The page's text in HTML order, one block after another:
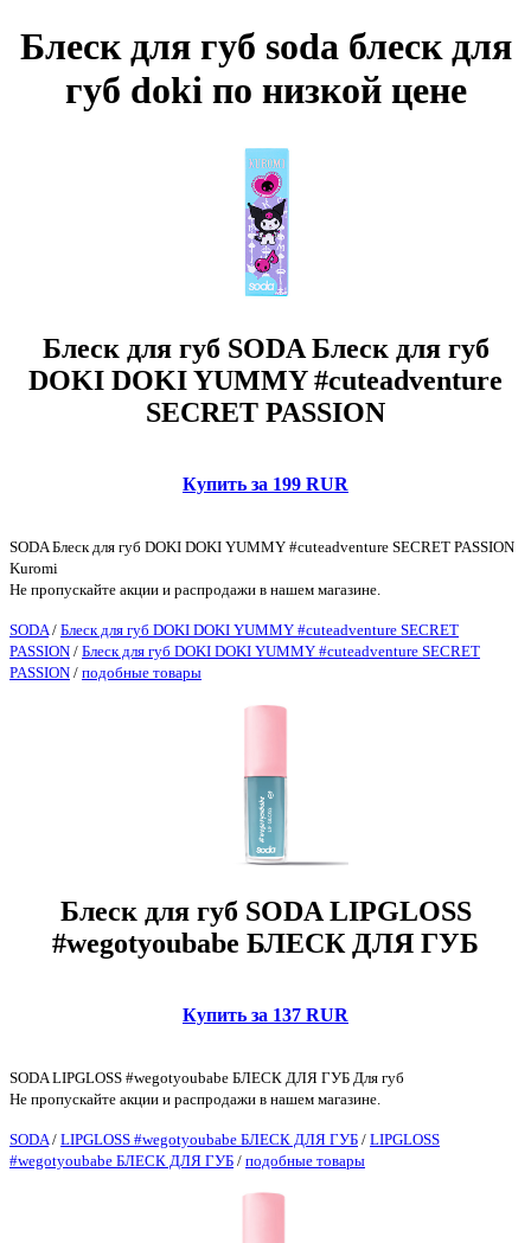
Блеск для губ soda блеск для
губ doki по низкой цене
Блеск для губ SODA Блеск для губ
DOKI DOKI YUMMY #cuteadventure
SECRET PASSION
Купить за 199 RUR
SODA Блеск для губ DOKI DOKI YUMMY #cuteadventure SECRET PASSION
Kuromi
Не пропускайте акции и распродажи в нашем магазине.
SODA / Блеск для губ DOKI DOKI YUMMY #cuteadventure SECRET
PASSION / Блеск для губ DOKI DOKI YUMMY #cuteadventure SECRET
PASSION / подобные товары
Блеск для губ SODA LIPGLOSS
#wegotyoubabe БЛЕСК ДЛЯ ГУБ
Купить за 137 RUR
SODA LIPGLOSS #wegotyoubabe БЛЕСК ДЛЯ ГУБ Для губ
Не пропускайте акции и распродажи в нашем магазине.
SODA / LIPGLOSS #wegotyoubabe БЛЕСК ДЛЯ ГУБ / LIPGLOSS
#wegotyoubabe БЛЕСК ДЛЯ ГУБ / подобные товары